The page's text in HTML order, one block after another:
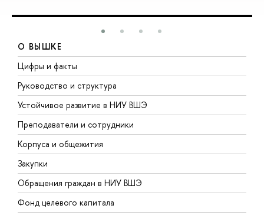
О ВЫШКЕ
Цифры и факты
Руководство и структура
Устойчивое развитие в НИУ ВШЭ
Преподаватели и сотрудники
Корпуса и общежития
Закупки
Обращения граждан в НИУ ВШЭ
Фонд целевого капитала